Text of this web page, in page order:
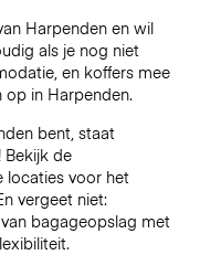
Harpenden en wil
als je nog niet
en koffers mee
in Harpenden.
bent, staat
Bekijk de
locaties voor het
vergeet niet:
bagageopslag met